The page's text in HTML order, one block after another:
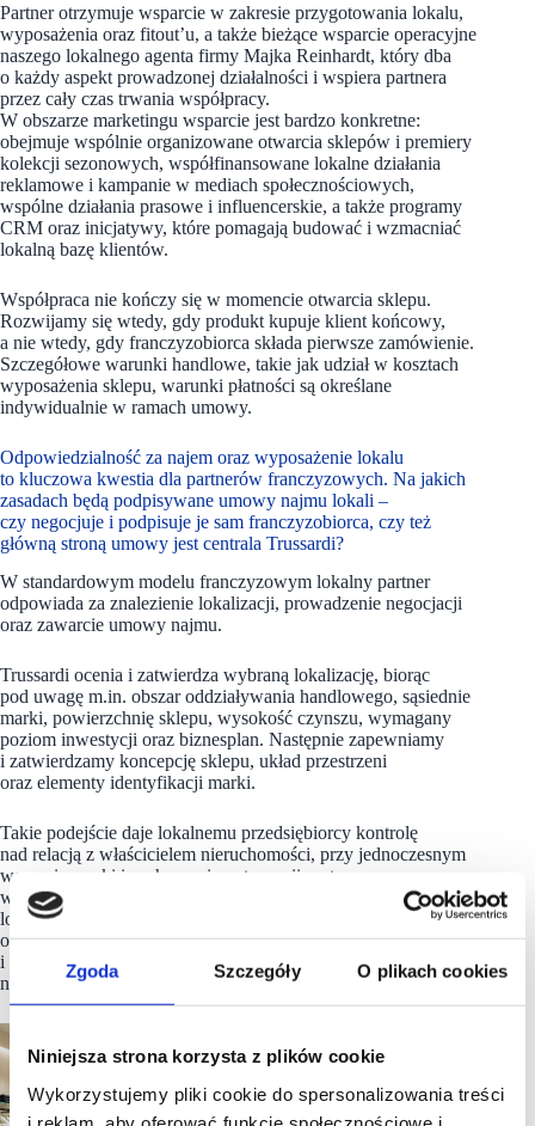
Zgoda Szczegóły O plikach cookies
Niniejsza strona korzysta z plików cookie
Wykorzystujemy pliki cookie do spersonalizowania treści
Partner otrzymuje wsparcie w zakresie przygotowania lokalu,
wyposażenia oraz fitout’u, a także bieżące wsparcie operacyjne
naszego lokalnego agenta firmy Majka Reinhardt, który dba
o każdy aspekt prowadzonej działalności i wspiera partnera
przez cały czas trwania współpracy.
W obszarze marketingu wsparcie jest bardzo konkretne:
obejmuje wspólnie organizowane otwarcia sklepów i premiery
kolekcji sezonowych, współfinansowane lokalne działania
reklamowe i kampanie w mediach społecznościowych,
wspólne działania prasowe i influencerskie, a także programy
CRM oraz inicjatywy, które pomagają budować i wzmacniać
lokalną bazę klientów.
Współpraca nie kończy się w momencie otwarcia sklepu.
Rozwijamy się wtedy, gdy produkt kupuje klient końcowy,
a nie wtedy, gdy franczyzobiorca składa pierwsze zamówienie.
Szczegółowe warunki handlowe, takie jak udział w kosztach
wyposażenia sklepu, warunki płatności są określane
indywidualnie w ramach umowy.
Odpowiedzialność za najem oraz wyposażenie lokalu
to kluczowa kwestia dla partnerów franczyzowych. Na jakich
zasadach będą podpisywane umowy najmu lokali –
czy negocjuje i podpisuje je sam franczyzobiorca, czy też
główną stroną umowy jest centrala Trussardi?
W standardowym modelu franczyzowym lokalny partner
odpowiada za znalezienie lokalizacji, prowadzenie negocjacji
oraz zawarcie umowy najmu.
Trussardi ocenia i zatwierdza wybraną lokalizację, biorąc
pod uwagę m.in. obszar oddziaływania handlowego, sąsiednie
marki, powierzchnię sklepu, wysokość czynszu, wymagany
poziom inwestycji oraz biznesplan. Następnie zapewniamy
i zatwierdzamy koncepcję sklepu, układ przestrzeni
oraz elementy identyfikacji marki.
Takie podejście daje lokalnemu przedsiębiorcy kontrolę
nad relacją z właścicielem nieruchomości, przy jednoczesnym
wsparciu marki i zachowaniu autonomii partnera
w prowadzeniu lokalnego biznesu, opartego na znajomości
lokalnego rynku i doświadczeniu. To połączenie kompetencji
obu stron – siły i know-how Trussardi oraz lokalnej wiedzy
i przedsiębiorczości partnera wspieranej dodatkowo ekspertyza
naszego lokalnego agenta, firmy Majka Reinhardt.